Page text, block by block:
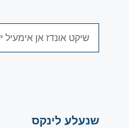
שנעלע לינקס